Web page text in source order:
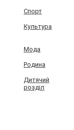
Спорт
Культура
Мода
Родина
Дитячий
розділ